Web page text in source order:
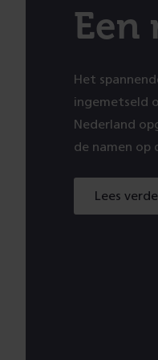
Een
Het
ingemetseld
Nederland
de namen op
Lees
Lees
verder